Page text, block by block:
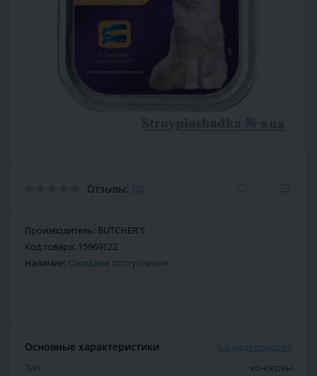
Отзывы: (0)
Производитель: BUTCHER'S
Код товара: 15969122
Наличие: Ожидаем поступления
Основные характеристики Все характеристики
Тип:
консервы